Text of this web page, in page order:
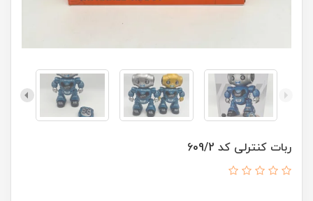
ربات کنترلی کد 609/2